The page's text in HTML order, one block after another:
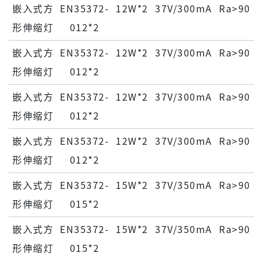
嵌⼊式⽅
形伸缩灯
EN35372-
012*2
12W*2 37V/300mA Ra>90
嵌⼊式⽅
形伸缩灯
EN35372-
012*2
12W*2 37V/300mA Ra>90
嵌⼊式⽅
形伸缩灯
EN35372-
012*2
12W*2 37V/300mA Ra>90
嵌⼊式⽅
形伸缩灯
EN35372-
012*2
12W*2 37V/300mA Ra>90
嵌⼊式⽅
形伸缩灯
EN35372-
015*2
15W*2 37V/350mA Ra>90
嵌⼊式⽅
形伸缩灯
EN35372-
015*2
15W*2 37V/350mA Ra>90